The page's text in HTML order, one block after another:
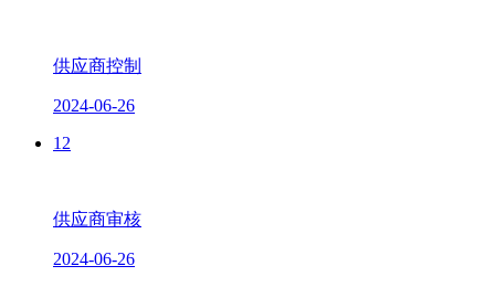
供应商控制
2024-06-26
12
供应商审核
2024-06-26